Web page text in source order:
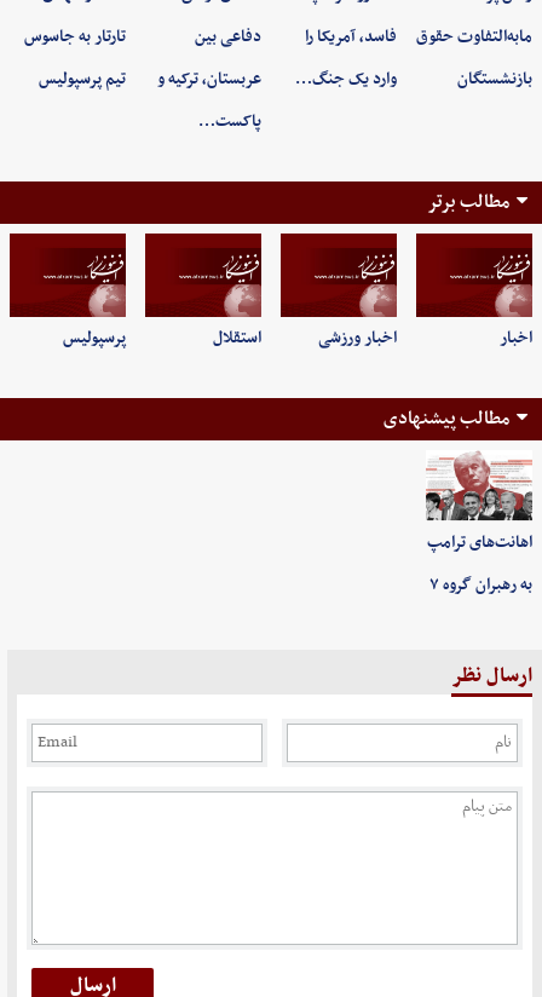
مابه‌التفاوت حقوق
بازنشستگان
فاسد، آمریکا را
وارد یک جنگ…
دفاعی بین
عربستان، ترکیه و
پاکست…
تارتار به جاسوس
تیم پرسپولیس
مطالب برتر
اخبار اخبار ورزشی استقلال پرسپولیس
مطالب پیشنهادی
اهانت‌های ترامپ
به رهبران گروه ۷
ارسال نظر